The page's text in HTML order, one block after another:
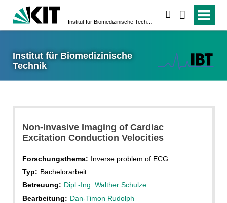
Institut für Biomedizinische
Technik
Non-Invasive Imaging of Cardiac
Excitation Conduction Velocities
Forschungsthema: Inverse problem of ECG
Typ: Bachelorarbeit
Betreuung: Dipl.-Ing. Walther Schulze
Bearbeitung: Dan-Timon Rudolph